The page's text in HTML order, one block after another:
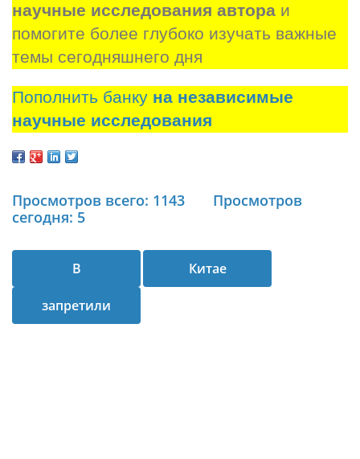
научные исследования автора и
помогите более глубоко изучать важные
темы сегодняшнего дня
Пополнить банку на независимые
научные исследования
Просмотров всего: 1143
Просмотров
сегодня: 5
В Китае
запретили